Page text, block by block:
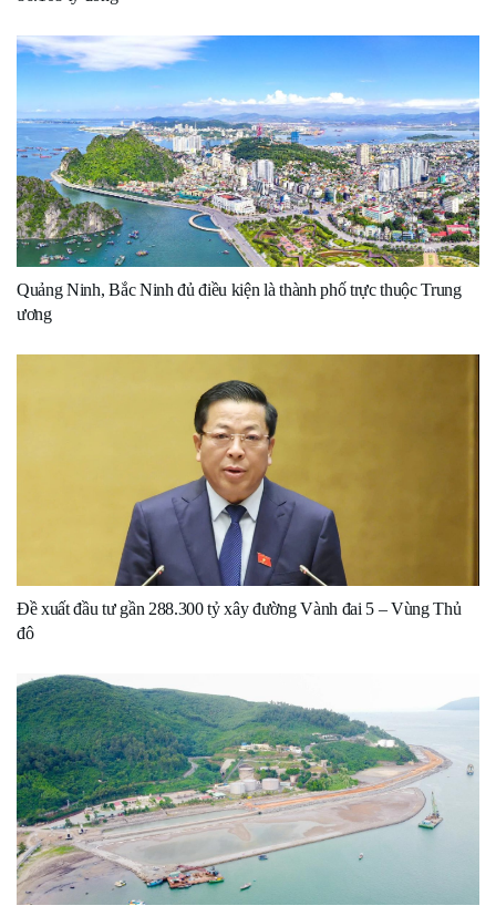
Quảng Ninh, Bắc Ninh đủ điều kiện là thành phố trực thuộc Trung
ương
Đề xuất đầu tư gần 288.300 tỷ xây đường Vành đai 5 – Vùng Thủ
đô